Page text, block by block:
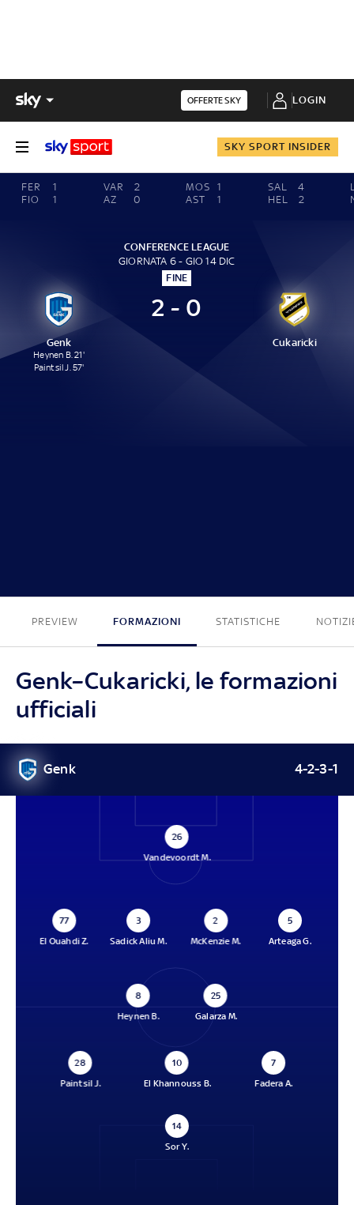
OFFERTE SKY LOGIN
SKY SPORT INSIDER
FER
1
FIO
1
VAR
2
AZ
0
MOS
1
AST
1
SAL
4
HEL
2
CONFERENCE LEAGUE
GIORNATA 6 - GIO 14 DIC
FINE
Genk
Heynen B. 21'
Paintsil J. 57'
2 - 0
Cukaricki
PREVIEW FORMAZIONI STATISTICHE
Genk–Cukaricki, le formazioni
ufficiali
Genk 4-2-3-1
26
Vandevoordt M.
77
El Ouahdi Z.
3
Sadick Aliu M.
2
McKenzie M.
5
Arteaga G.
8
Heynen B.
25
Galarza M.
28
Paintsil J.
10
El Khannouss B.
7
Fadera A.
14
Sor Y.